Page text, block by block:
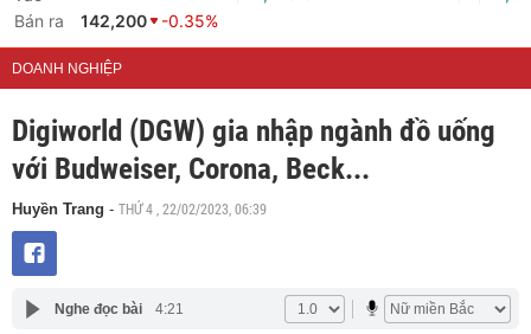
Bán ra
142,200 -0.35%
DOANH NGHIỆP
Digiworld (DGW) gia nhập ngành đồ uống
với Budweiser, Corona, Beck...
Huyền Trang - THỨ 4 , 22/02/2023, 06:39
Nghe đọc bài 4:21